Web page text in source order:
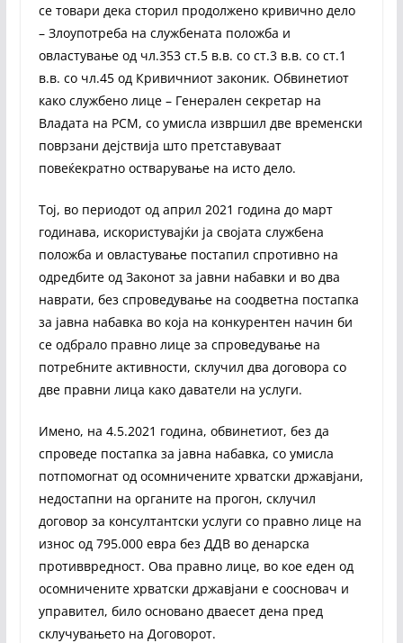
се товари дека сторил продолжено кривично дело
– Злоупотреба на службената положба и
овластување од чл.353 ст.5 в.в. со ст.3 в.в. со ст.1
в.в. со чл.45 од Кривичниот законик. Обвинетиот
како службено лице – Генерален секретар на
Владата на РСМ, со умисла извршил две временски
поврзани дејствија што претставуваат
повеќекратно остварување на исто дело.
Тој, во периодот од април 2021 година до март
годинава, искористувајќи ја својата службена
положба и овластување постапил спротивно на
одредбите од Законот за јавни набавки и во два
наврати, без спроведување на соодветна постапка
за јавна набавка во која на конкурентен начин би
се одбрало правно лице за спроведување на
потребните активности, склучил два договора со
две правни лица како даватели на услуги.
Имено, на 4.5.2021 година, обвинетиот, без да
спроведе постапка за јавна набавка, со умисла
потпомогнат од осомничените хрватски државјани,
недостапни на органите на прогон, склучил
договор за консултантски услуги со правно лице на
износ од 795.000 евра без ДДВ во денарска
противвредност. Ова правно лице, во кое еден од
осомничените хрватски државјани е соосновач и
управител, било основано дваесет дена пред
склучувањето на Договорот.